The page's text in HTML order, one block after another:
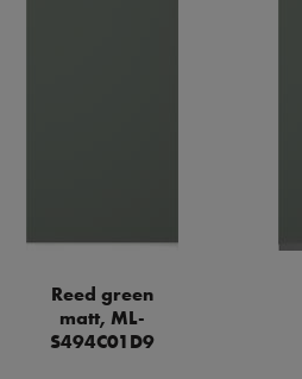
Reed green
matt, ML-
S494C01D9